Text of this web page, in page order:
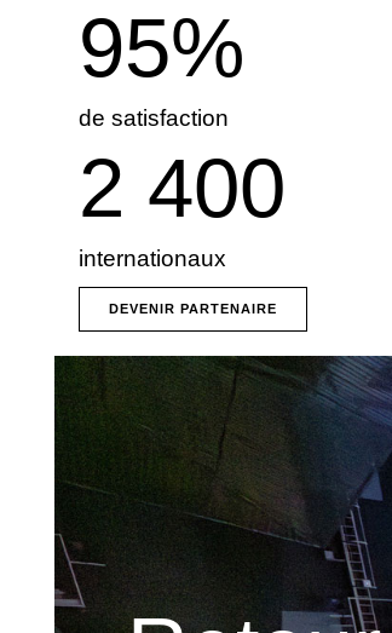
de satisfaction
95%
internationaux
2 400
DEVENIR PARTENAIRE